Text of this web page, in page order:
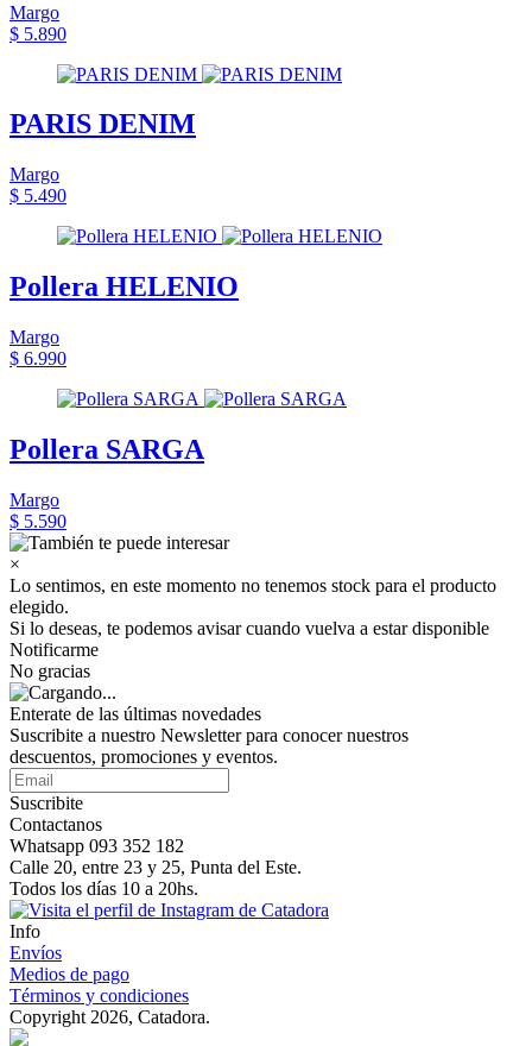
Margo
$ 5.890
PARIS DENIM
Margo
$ 5.490
Pollera HELENIO
Margo
$ 6.990
Pollera SARGA
Margo
$ 5.590
×
Lo sentimos, en este momento no tenemos stock para el producto
elegido.
Si lo deseas, te podemos avisar cuando vuelva a estar disponible
Notificarme
No gracias
Enterate de las últimas novedades
Suscribite a nuestro Newsletter para conocer nuestros
descuentos, promociones y eventos.
Suscribite
Contactanos
Whatsapp 093 352 182
Calle 20, entre 23 y 25, Punta del Este.
Todos los días 10 a 20hs.
Info
Envíos
Medios de pago
Términos y condiciones
Copyright 2026, Catadora.